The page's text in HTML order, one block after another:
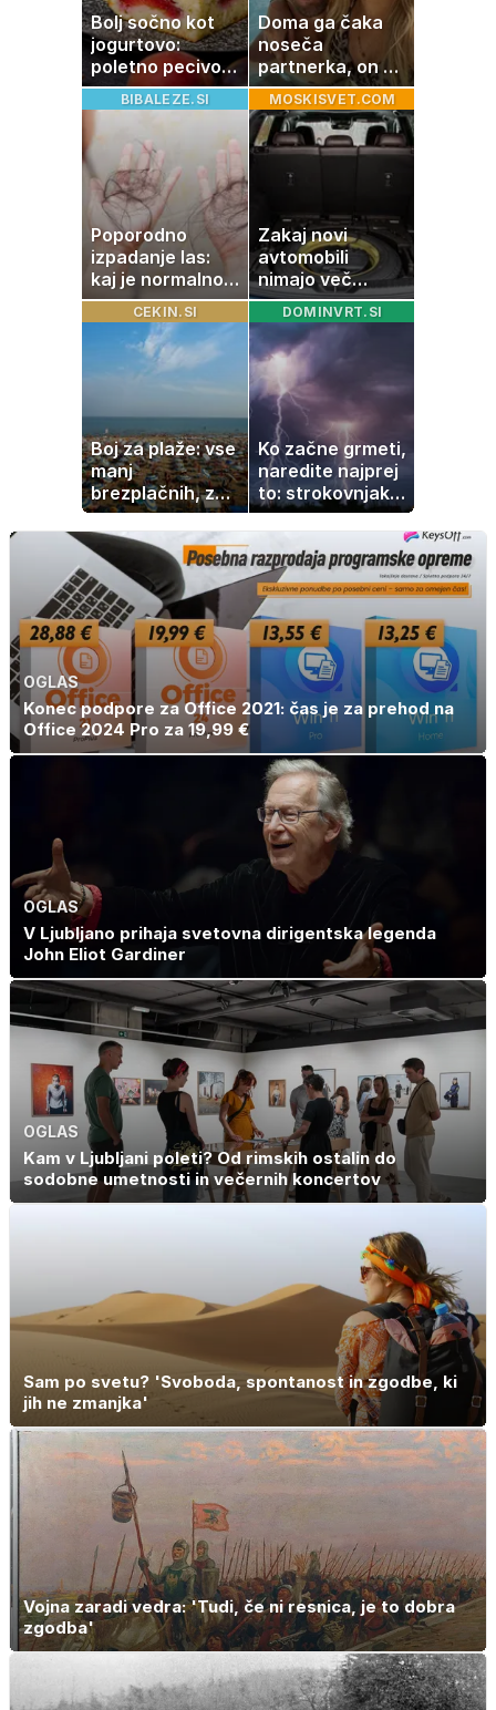
Bolj sočno kot
jogurtovo:
poletno pecivo,
ki vedno uspe
Doma ga čaka
noseča
partnerka, on pa
dopustuje z
drugo
BIBALEZE.SI
Poporodno
izpadanje las:
kaj je normalno
in kako si
pomagati
MOSKISVET.COM
Zakaj novi
avtomobili
nimajo več
rezervne gume?
CEKIN.SI
Boj za plaže: vse
manj
brezplačnih, za
ležalnik in
senčnik tudi več
kot 40 evrov
DOMINVRT.SI
Ko začne grmeti,
naredite najprej
to: strokovnjaki
opozarjajo na
pogosto napako
OGLAS
Konec podpore za Office 2021: čas je za prehod na
Office 2024 Pro za 19,99 €
OGLAS
V Ljubljano prihaja svetovna dirigentska legenda
John Eliot Gardiner
OGLAS
Kam v Ljubljani poleti? Od rimskih ostalin do
sodobne umetnosti in večernih koncertov
Sam po svetu? 'Svoboda, spontanost in zgodbe, ki
jih ne zmanjka'
Vojna zaradi vedra: 'Tudi, če ni resnica, je to dobra
zgodba'